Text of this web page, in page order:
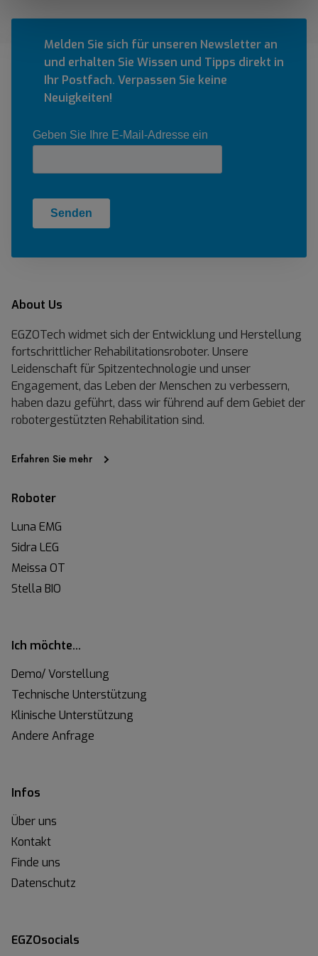
Melden Sie sich für unseren Newsletter an
und erhalten Sie Wissen und Tipps direkt in
Ihr Postfach. Verpassen Sie keine
Neuigkeiten!
About Us
EGZOTech widmet sich der Entwicklung und Herstellung
fortschrittlicher Rehabilitationsroboter. Unsere
Leidenschaft für Spitzentechnologie und unser
Engagement, das Leben der Menschen zu verbessern,
haben dazu geführt, dass wir führend auf dem Gebiet der
robotergestützten Rehabilitation sind.
Erfahren Sie mehr
Roboter
Luna EMG
Sidra LEG
Meissa OT
Stella BIO
Ich möchte…
Demo/ Vorstellung
Technische Unterstützung
Klinische Unterstützung
Andere Anfrage
Infos
Über uns
Kontakt
Finde uns
Datenschutz
EGZOsocials